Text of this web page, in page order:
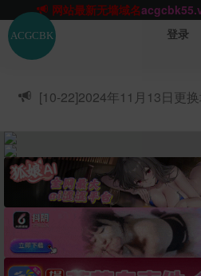
网站TG群聊t.me/acgbuster
ACGCBK官方App
点击下载
网站最新无墙域名
ACGCBK官方App 点击下载
网站最新无墙域名
网站永久主站域名
acgcbk.vip
ACGCBK官方App点击下载
网站最新无墙域名
登录
[10-22]2024年11月13日更